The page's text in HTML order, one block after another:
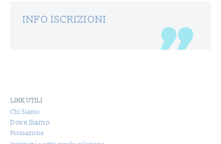
INFO ISCRIZIONI
LINK UTILI
Chi Siamo
Dove Siamo
Formazione